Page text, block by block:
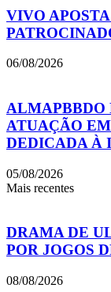
VIVO
06/08/2026
ALMAPBBDO
ATUAÇÃO
DEDICADA À
05/08/2026
Mais recentes
DRAMA DE
POR JOGOS
08/08/2026